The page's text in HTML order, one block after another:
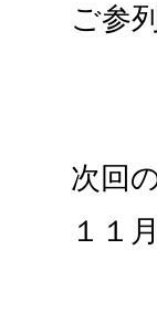
ご参
次回
１１